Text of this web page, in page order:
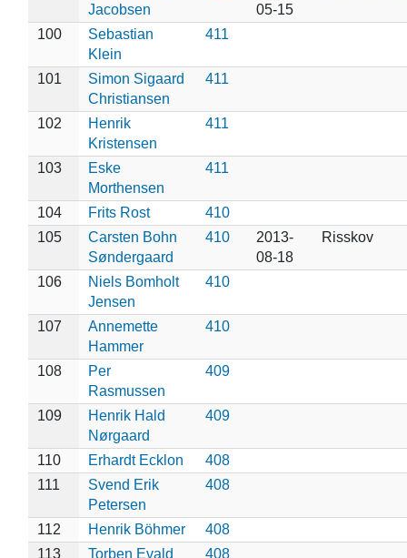
Jacobsen
05-15
100
Sebastian
Klein
411
101
Simon Sigaard
Christiansen
411
102
Henrik
Kristensen
411
103
Eske
Morthensen
411
104 Frits Rost
410
105
Carsten Bohn
Søndergaard
410
2013-
08-18
Risskov
106
Niels Bomholt
Jensen
410
107
Annemette
Hammer
410
108
Per
Rasmussen
409
109
Henrik Hald
Nørgaard
409
110 Erhardt Ecklon
408
111
Svend Erik
Petersen
408
112 Henrik Böhmer
408
113
Torben Evald 408